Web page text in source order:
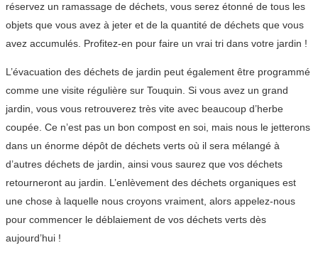
réservez un ramassage de déchets, vous serez étonné de tous les
objets que vous avez à jeter et de la quantité de déchets que vous
avez accumulés. Profitez-en pour faire un vrai tri dans votre jardin !
L’évacuation des déchets de jardin peut également être programmé
comme une visite régulière sur Touquin. Si vous avez un grand
jardin, vous vous retrouverez très vite avec beaucoup d’herbe
coupée. Ce n’est pas un bon compost en soi, mais nous le jetterons
dans un énorme dépôt de déchets verts où il sera mélangé à
d’autres déchets de jardin, ainsi vous saurez que vos déchets
retourneront au jardin. L’enlèvement des déchets organiques est
une chose à laquelle nous croyons vraiment, alors appelez-nous
pour commencer le déblaiement de vos déchets verts dès
aujourd’hui !